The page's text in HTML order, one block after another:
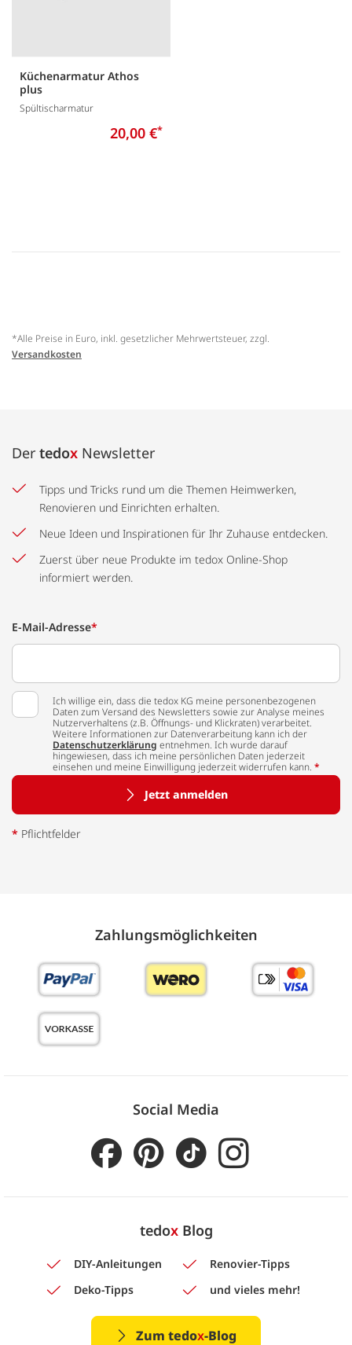
Küchenarmatur Athos
plus
Spültischarmatur
20,00 €*
*Alle Preise in Euro, inkl. gesetzlicher Mehrwertsteuer, zzgl.
Versandkosten
Der tedox Newsletter
Tipps und Tricks rund um die Themen Heimwerken,
Renovieren und Einrichten erhalten.
Neue Ideen und Inspirationen für Ihr Zuhause entdecken.
Zuerst über neue Produkte im tedox Online-Shop
informiert werden.
E-Mail-Adresse*
Ich willige ein, dass die tedox KG meine personenbezogenen
Daten zum Versand des Newsletters sowie zur Analyse meines
Nutzerverhaltens (z.B. Öffnungs- und Klickraten) verarbeitet.
Weitere Informationen zur Datenverarbeitung kann ich der
Datenschutzerklärung entnehmen. Ich wurde darauf
hingewiesen, dass ich meine persönlichen Daten jederzeit
einsehen und meine Einwilligung jederzeit widerrufen kann. *
Jetzt anmelden
* Pflichtfelder
Zahlungs­möglich­keiten
Social Media
tedoxBlog
DIY-Anleitungen
Renovier-Tipps
Deko-Tipps
und vieles mehr!
Zum tedox-Blog